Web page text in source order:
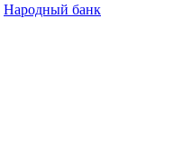
Народный банк